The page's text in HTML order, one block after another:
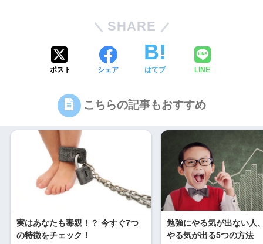
SHARE
ポスト シェア はてブ LINE
こちらの記事もおすすめ
実はあなたも毒親！？ 今すぐ7つ
の特徴をチェック！
勉強にやる気が出ない人
やる気が出る5つの方法